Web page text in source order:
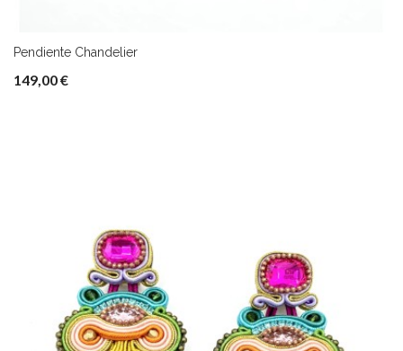
Pendiente Chandelier
149,00 €